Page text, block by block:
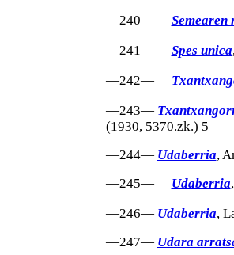
—240—
Semearen
—241—
Spes unica
—242—
—243—
(1930, 5370.zk.) 5
—244— Udaberria,
—245—
Udaberria
—246— Udaberria,
—247— Udara